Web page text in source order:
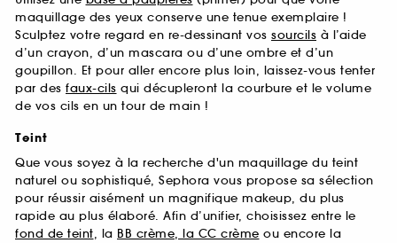
maquillage des yeux conserve une tenue exemplaire !
Sculptez votre regard en re-dessinant vos sourcils à l’aide
d’un crayon, d’un mascara ou d’une ombre et d’un
goupillon. Et pour aller encore plus loin, laissez-vous tenter
par des faux-cils qui décupleront la courbure et le volume
de vos cils en un tour de main !
Teint
Que vous soyez à la recherche d'un maquillage du teint
naturel ou sophistiqué, Sephora vous propose sa sélection
pour réussir aisément un magnifique makeup, du plus
rapide au plus élaboré. Afin d’unifier, choisissez entre le
fond de teint, la BB crème, la CC crème ou encore la